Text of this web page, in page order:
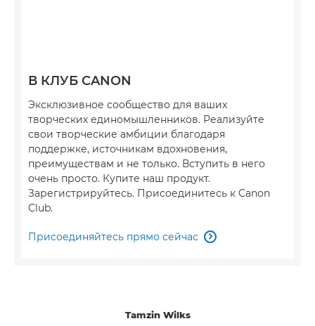
В КЛУБ CANON
Эксклюзивное сообщество для ваших
творческих единомышленников. Реализуйте
свои творческие амбиции благодаря
поддержке, источникам вдохновения,
преимуществам и не только. Вступить в него
очень просто. Купите наш продукт.
Зарегистрируйтесь. Присоединитесь к Canon
Club.
Присоединяйтесь прямо сейчас 
Tamzin Wilks